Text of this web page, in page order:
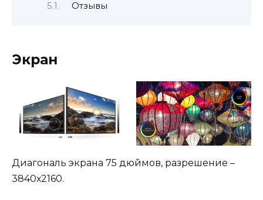
Отзывы
Экран
Диагональ экрана 75 дюймов, разрешение –
3840х2160.